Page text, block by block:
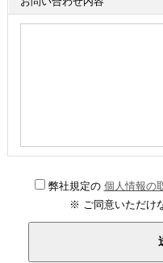
弊社規定の 個人情報の
※ ご同意いただけ